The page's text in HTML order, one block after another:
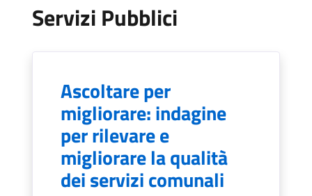
Servizi Pubblici
Ascoltare per
migliorare: indagine
per rilevare e
migliorare la qualità
dei servizi comunali